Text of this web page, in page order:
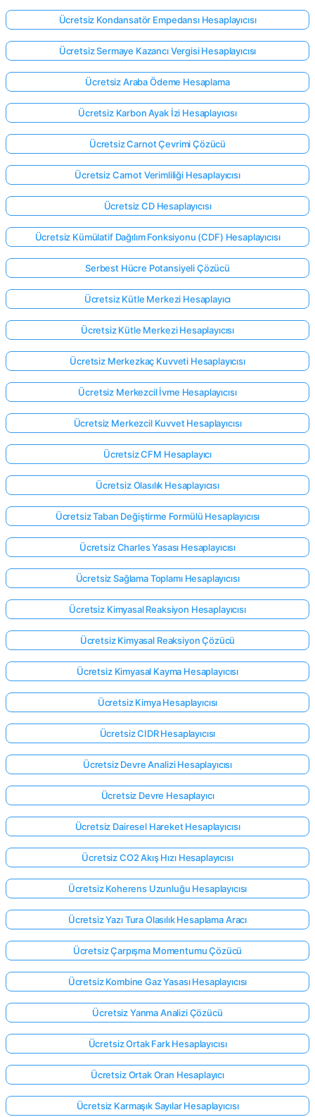
Ücretsiz Kondansatör Empedansı Hesaplayıcısı
Ücretsiz Sermaye Kazancı Vergisi Hesaplayıcısı
Ücretsiz Araba Ödeme Hesaplama
Ücretsiz Karbon Ayak İzi Hesaplayıcısı
Ücretsiz Carnot Çevrimi Çözücü
Ücretsiz Carnot Verimliliği Hesaplayıcısı
Ücretsiz CD Hesaplayıcısı
Ücretsiz Kümülatif Dağılım Fonksiyonu (CDF) Hesaplayıcısı
Serbest Hücre Potansiyeli Çözücü
Ücretsiz Kütle Merkezi Hesaplayıcı
Ücretsiz Kütle Merkezi Hesaplayıcısı
Ücretsiz Merkezkaç Kuvveti Hesaplayıcısı
Ücretsiz Merkezcil İvme Hesaplayıcısı
Ücretsiz Merkezcil Kuvvet Hesaplayıcısı
Ücretsiz CFM Hesaplayıcı
Ücretsiz Olasılık Hesaplayıcısı
Ücretsiz Taban Değiştirme Formülü Hesaplayıcısı
Ücretsiz Charles Yasası Hesaplayıcısı
Ücretsiz Sağlama Toplamı Hesaplayıcısı
Ücretsiz Kimyasal Reaksiyon Hesaplayıcısı
Ücretsiz Kimyasal Reaksiyon Çözücü
Ücretsiz Kimyasal Kayma Hesaplayıcısı
Ücretsiz Kimya Hesaplayıcısı
Ücretsiz CIDR Hesaplayıcısı
Ücretsiz Devre Analizi Hesaplayıcısı
Ücretsiz Devre Hesaplayıcı
Ücretsiz Dairesel Hareket Hesaplayıcısı
Ücretsiz CO2 Akış Hızı Hesaplayıcısı
Ücretsiz Koherens Uzunluğu Hesaplayıcısı
Ücretsiz Yazı Tura Olasılık Hesaplama Aracı
Ücretsiz Çarpışma Momentumu Çözücü
Ücretsiz Kombine Gaz Yasası Hesaplayıcısı
Ücretsiz Yanma Analizi Çözücü
Ücretsiz Ortak Fark Hesaplayıcısı
Ücretsiz Ortak Oran Hesaplayıcı
Ücretsiz Karmaşık Sayılar Hesaplayıcısı